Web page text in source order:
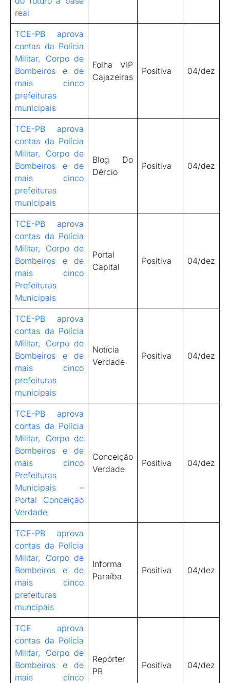
real
TCE-PB aprova
contas da Polícia
Militar, Corpo de
Bombeiros e de
mais cinco
prefeituras
municipais
Folha VIP
Cajazeiras
Positiva 04/dez
TCE-PB aprova
contas da Polícia
Militar, Corpo de
Bombeiros e de
mais cinco
prefeituras
municipais
Blog Do
Dércio
Positiva 04/dez
TCE-PB aprova
contas da Polícia
Militar, Corpo de
Bombeiros e de
mais cinco
Prefeituras
Municipais
Portal
Capital
Positiva 04/dez
TCE-PB aprova
contas da Polícia
Militar, Corpo de
Bombeiros e de
mais cinco
prefeituras
municipais
Notícia
Verdade
Positiva 04/dez
TCE-PB aprova
contas da Polícia
Militar, Corpo de
Bombeiros e de
mais cinco
Prefeituras
Municipais –
Portal Conceição
Verdade
Conceição
Verdade
Positiva 04/dez
TCE-PB aprova
contas da Polícia
Militar, Corpo de
Bombeiros e de
mais cinco
prefeituras
muncipais
Informa
Paraíba
Positiva 04/dez
TCE aprova
contas da Polícia
Militar, Corpo de
Bombeiros e de
mais cinco
Repórter
PB
Positiva 04/dez